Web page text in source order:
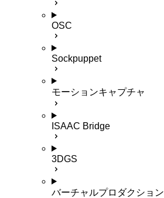
OSC
Sockpuppet
モーションキャプチャ
ISAAC Bridge
3DGS
バーチャルプロダクション